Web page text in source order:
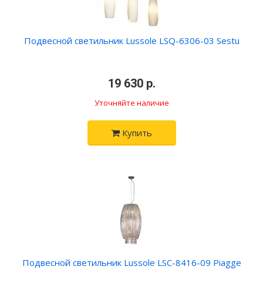
Подвесной светильник Lussole LSQ-6306-03 Sestu
19 630 р.
Уточняйте наличие
Купить
Подвесной светильник Lussole LSC-8416-09 Piagge